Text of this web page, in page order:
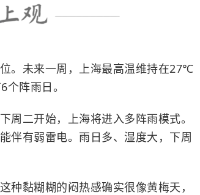
。未来一周，上海最高温维持在27℃
阵雨日。
周二开始，上海将进入多阵雨模式。
伴有弱雷电。雨日多、湿度大，下周
种黏糊糊的闷热感确实很像黄梅天，